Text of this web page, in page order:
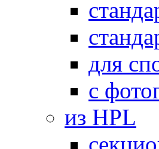
для
с
из HPL